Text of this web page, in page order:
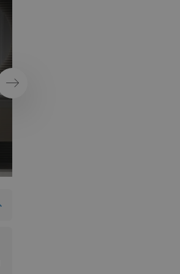
Volgende